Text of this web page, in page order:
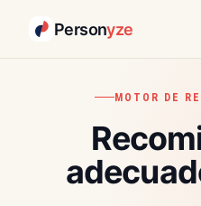
Personyze
MOTOR DE